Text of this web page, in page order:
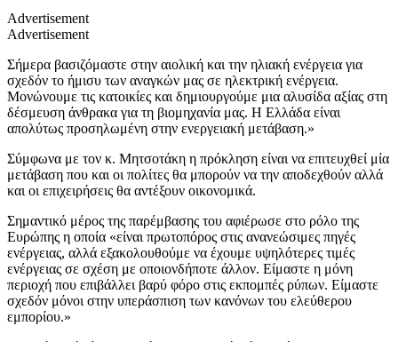
Advertisement
Advertisement
Σήμερα βασιζόμαστε στην αιολική και την ηλιακή ενέργεια για
σχεδόν το ήμισυ των αναγκών μας σε ηλεκτρική ενέργεια.
Μονώνουμε τις κατοικίες και δημιουργούμε μια αλυσίδα αξίας στη
δέσμευση άνθρακα για τη βιομηχανία μας. Η Ελλάδα είναι
απολύτως προσηλωμένη στην ενεργειακή μετάβαση.»
Σύμφωνα με τον κ. Μητσοτάκη η πρόκληση είναι να επιτευχθεί μία
μετάβαση που και οι πολίτες θα μπορούν να την αποδεχθούν αλλά
και οι επιχειρήσεις θα αντέξουν οικονομικά.
Σημαντικό μέρος της παρέμβασης του αφιέρωσε στο ρόλο της
Ευρώπης η οποία «είναι πρωτοπόρος στις ανανεώσιμες πηγές
ενέργειας, αλλά εξακολουθούμε να έχουμε υψηλότερες τιμές
ενέργειας σε σχέση με οποιονδήποτε άλλον. Είμαστε η μόνη
περιοχή που επιβάλλει βαρύ φόρο στις εκπομπές ρύπων. Είμαστε
σχεδόν μόνοι στην υπεράσπιση των κανόνων του ελεύθερου
εμπορίου.»